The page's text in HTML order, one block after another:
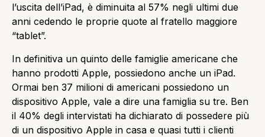
l’uscita dell’iPad, è diminuita al 57% negli ultimi due
anni cedendo le proprie quote al fratello maggiore
“tablet”.
In definitiva un quinto delle famiglie americane che
hanno prodotti Apple, possiedono anche un iPad.
Ormai ben 37 milioni di americani possiedono un
dispositivo Apple, vale a dire una famiglia su tre. Ben
il 40% degli intervistati ha dichiarato di possedere più
di un dispositivo Apple in casa e quasi tutti i clienti